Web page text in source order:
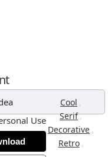
Cool ,
Serif,
Decorative ,
Retro ,
Use